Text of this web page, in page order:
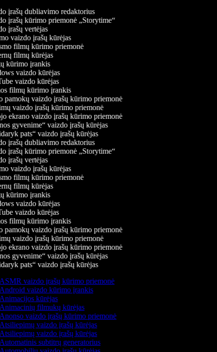
įrašų dubliavimo redaktorius
įrašų kūrimo priemonė „Storytime“
įrašų vertėjas
vaizdo įrašų kūrėjas
filmų kūrimo priemonė
filmų kūrėjas
kūrimo įrankis
vaizdo kūrėjas
vaizdo kūrėjas
filmų kūrimo įrankis
vaizdo įrašų kūrimo priemonė
vaizdo įrašų kūrimo priemonė
ekrano vaizdo įrašų kūrimo priemonė
gyvenime“ vaizdo įrašų kūrėjas
pats“ vaizdo įrašų kūrėjas
įrašų dubliavimo redaktorius
įrašų kūrimo priemonė „Storytime“
įrašų vertėjas
vaizdo įrašų kūrėjas
filmų kūrimo priemonė
filmų kūrėjas
kūrimo įrankis
vaizdo kūrėjas
vaizdo kūrėjas
filmų kūrimo įrankis
vaizdo įrašų kūrimo priemonė
vaizdo įrašų kūrimo priemonė
ekrano vaizdo įrašų kūrimo priemonė
gyvenime“ vaizdo įrašų kūrėjas
pats“ vaizdo įrašų kūrėjas
vaizdo įrašų kūrimo priemonė
vaizdo kūrimo įrankis
kūrėjas
filmukų kūrėjas
vaizdo įrašų kūrimo priemonė
vaizdo įrašų kūrėjas
vaizdo įrašų kūrėjas
subtitrų generatorius